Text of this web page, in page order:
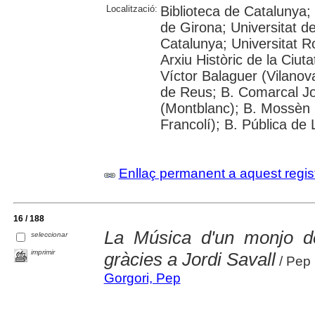
Localització: Biblioteca de
de Girona; Universitat
Catalunya; Universitat
Arxiu Històric de la
Víctor Balaguer
de Reus; B. Comarcal
(Montblanc); B.
Francolí); B. Pública de
Enllaç permanent a aquest
16 / 188
seleccionar
imprimir
La Música d'un monjo
gràcies a Jordi Savall/ Pep
Gorgori, Pep